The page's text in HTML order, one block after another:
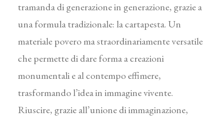
tramanda di generazione in generazione, grazie a
una formula tradizionale: la cartapesta. Un
materiale povero ma straordinariamente versatile
che permette di dare forma a creazioni
monumentali e al contempo effimere,
trasformando l’idea in immagine vivente.
Riuscire, grazie all’unione di immaginazione,